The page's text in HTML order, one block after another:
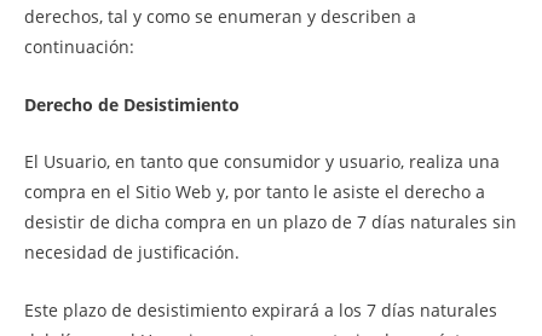
derechos, tal y como se enumeran y describen a
continuación:
Derecho de Desistimiento
El Usuario, en tanto que consumidor y usuario, realiza una
compra en el Sitio Web y, por tanto le asiste el derecho a
desistir de dicha compra en un plazo de 7 días naturales sin
necesidad de justificación.
Este plazo de desistimiento expirará a los 7 días naturales